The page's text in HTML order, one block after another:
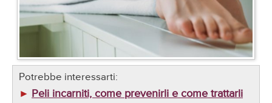
Potrebbe interessarti:
► Peli incarniti, come prevenirli e come trattarli